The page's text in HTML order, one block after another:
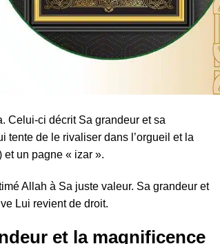
Celui-ci décrit Sa grandeur et sa
tente de le rivaliser dans l’orgueil et la
un pagne « izar ».
Allah à Sa juste valeur. Sa grandeur et
Lui revient de droit.
et la magnificence